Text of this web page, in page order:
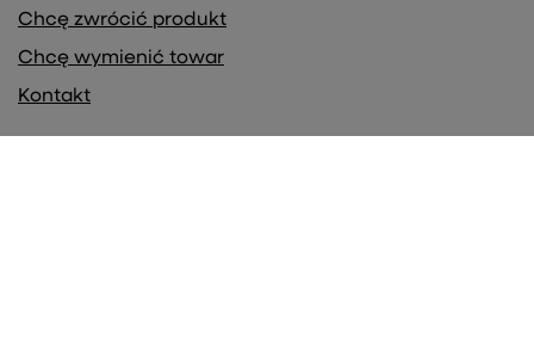
Chcę zwrócić produkt
Chcę wymienić towar
Kontakt